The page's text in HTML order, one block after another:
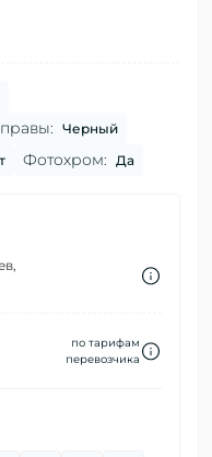
Черный
Фотохром: Да
по тарифам
перевозчика